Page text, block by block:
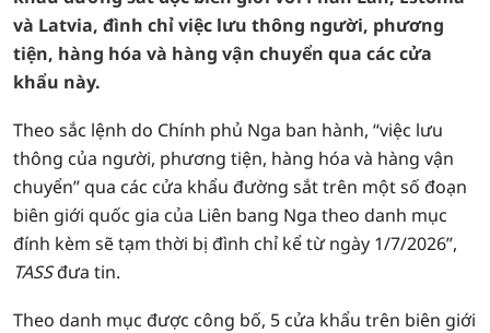
và Latvia, đình chỉ việc lưu thông người, phương
tiện, hàng hóa và hàng vận chuyển qua các cửa
khẩu này.
Theo sắc lệnh do Chính phủ Nga ban hành, “việc lưu
thông của người, phương tiện, hàng hóa và hàng vận
chuyển” qua các cửa khẩu đường sắt trên một số đoạn
biên giới quốc gia của Liên bang Nga theo danh mục
đính kèm sẽ tạm thời bị đình chỉ kể từ ngày 1/7/2026”,
TASSđưa tin.
Theo danh mục được công bố, 5 cửa khẩu trên biên giới